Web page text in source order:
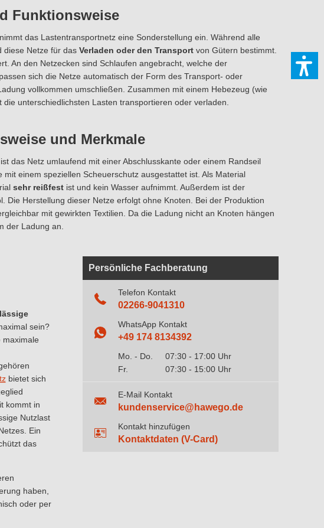
Funktionsweise
das Lastentransportnetz eine Sonderstellung ein. Während alle
diese Netze für das Verladen oder den Transportvon Gütern bestimmt.
An den Netzecken sind Schlaufen angebracht, welche der
sich die Netze automatisch der Form des Transport- oder
vollkommen umschließen. Zusammen mit einem Hebezeug (wie
unterschiedlichsten Lasten transportieren oder verladen.
und Merkmale
das Netz umlaufend mit einer Abschlusskante oder einem Randseil
einem speziellen Scheuerschutz ausgestattet ist. Als Material
sehr reißfestist und kein Wasser aufnimmt. Außerdem ist der
Herstellung dieser Netze erfolgt ohne Knoten. Bei der Produktion
mit gewirkten Textilien. Da die Ladung nicht an Knoten hängen
der Ladung an.
sein?
maximale
bietet sich
kommt in
Nutzlast
Ein
das
haben,
oder per
Persönliche Fachberatung
Telefon Kontakt
02266-9041310
WhatsApp Kontakt
+49 174 8134392
Mo. - Do.
07:30 - 17:00 Uhr
Fr.
07:30 - 15:00 Uhr
E-Mail Kontakt
kundenservice@hawego.de
Kontakt hinzufügen
Kontaktdaten (V-Card)